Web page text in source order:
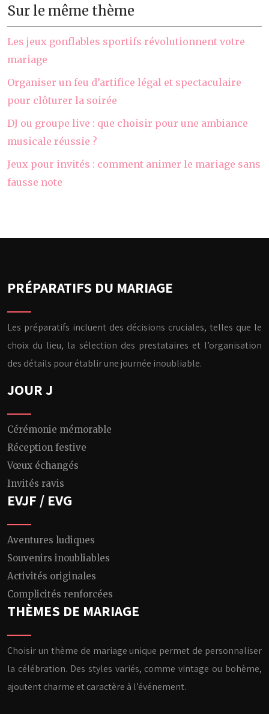
Sur le même thème
Les jeux gonflables sportifs révolutionnent votre
mariage
Organiser un feu d’artifice légal et spectaculaire
pour clôturer la soirée
DJ ou groupe live : que choisir pour une ambiance
musicale réussie ?
Jeux pour invités : comment animer le mariage sans
fausse note
PRÉPARATIFS DU MARIAGE
Les préparatifs incluent des décisions cruciales, telles que le
choix du lieu, la sélection des prestataires et l’organisation
des détails pour établir une journée inoubliable.
JOUR J
Cérémonie mémorable
Réception festive
Vœux échangés
Invités ravis
EVJF / EVG
Aventures ludiques
Souvenirs inoubliables
Activités originales
Complicités renforcées
THÈMES DE MARIAGE
Choisir un thème de mariage unique permet de personnaliser
la célébration. Des styles variés, comme vintage ou bohème,
ajoutent charme et caractère à l’événement.